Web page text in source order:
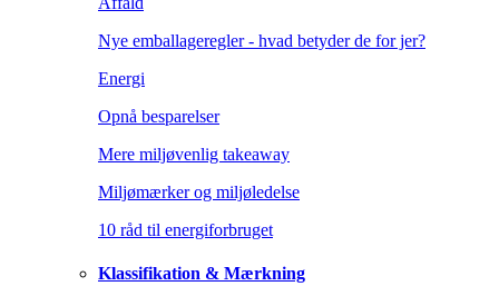
Nye emballageregler - hvad betyder de for jer?
Energi
Opnå besparelser
Mere miljøvenlig takeaway
Miljømærker og miljøledelse
10 råd til energiforbruget
Klassifikation & Mærkning